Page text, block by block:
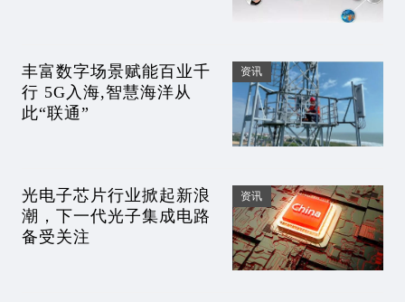
丰富数字场景赋能百业千
行 5G入海,智慧海洋从
此“联通”
资讯
光电子芯片行业掀起新浪
潮，下一代光子集成电路
备受关注
资讯